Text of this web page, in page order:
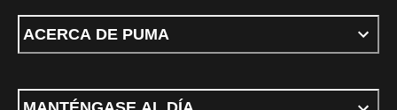
ACERCA DE PUMA